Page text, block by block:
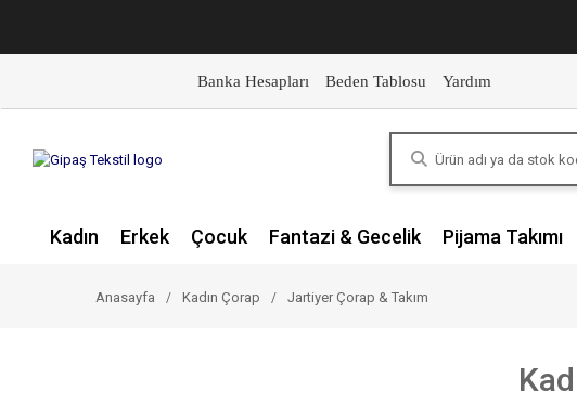
Banka Hesapları Beden Tablosu Yardım
Kadın Erkek Çocuk Fantazi & Gecelik Pijama Takımı
Anasayfa Kadın Çorap Jartiyer Çorap & Takım